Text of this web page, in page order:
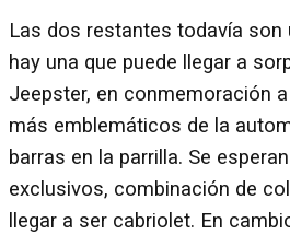
Las dos restantes todavía son
hay una que puede llegar a
Jeepster, en conmemoración
más emblemáticos de la
barras en la parrilla. Se
exclusivos, combinación de
llegar a ser cabriolet. En